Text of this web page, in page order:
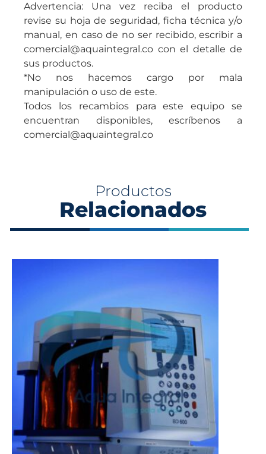
Advertencia: Una vez reciba el producto
revise su hoja de seguridad, ficha técnica y/o
manual, en caso de no ser recibido, escribir a
comercial@aquaintegral.co con el detalle de
sus productos.
*No nos hacemos cargo por mala
manipulación o uso de este.
Todos los recambios para este equipo se
encuentran disponibles, escríbenos a
comercial@aquaintegral.co
Productos
Relacionados